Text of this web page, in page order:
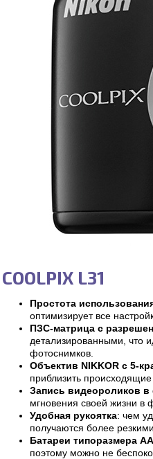
COOLPIX L31
Простота
оптимизирует все
ПЗС-матрица с
детализированными, что
фотоснимков.
Объектив NIKKOR с 5-
приблизить
Запись видеороликов в
мгновения своей жизни в
Удобная рукоятка: чем
получаются более
Батареи типоразмера AA
поэтому можно не